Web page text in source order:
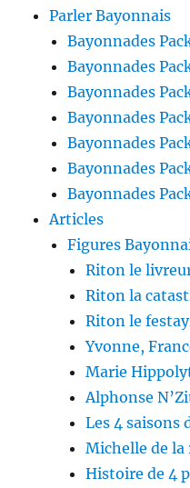
Parler Bayonnais
Bayonnades
Bayonnades
Bayonnades
Bayonnades
Bayonnades
Bayonnades
Bayonnades
Articles
Figures
Riton le
Riton la
Riton le
Yvonne,
Marie
Alphonse
Les 4 saisons
Michelle de la
Histoire de 4